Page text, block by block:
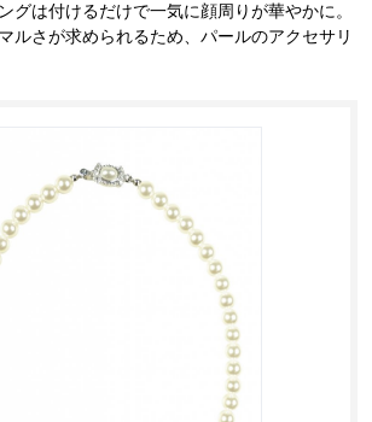
グは付けるだけで一気に顔周りが華やかに。
ルさが求められるため、パールのアクセサリ